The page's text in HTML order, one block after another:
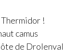
Thermidor !
camus
de Drolenval